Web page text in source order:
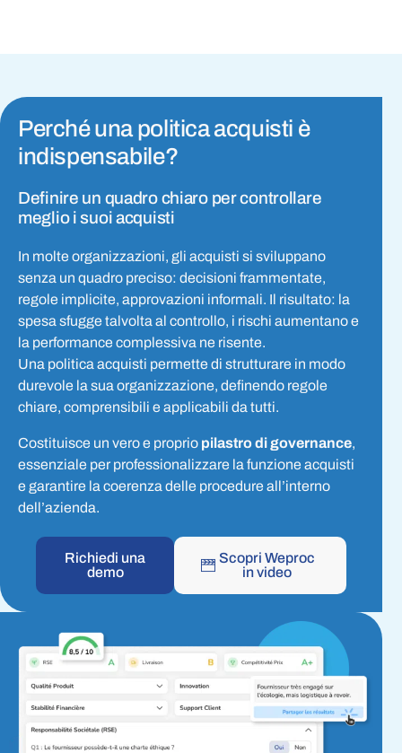
Perché una politica acquisti è
indispensabile?
Definire un quadro chiaro per controllare
meglio i suoi acquisti
In molte organizzazioni, gli acquisti si sviluppano
senza un quadro preciso: decisioni frammentate,
regole implicite, approvazioni informali. Il risultato: la
spesa sfugge talvolta al controllo, i rischi aumentano e
la performance complessiva ne risente.
Una politica acquisti permette di strutturare in modo
durevole la sua organizzazione, definendo regole
chiare, comprensibili e applicabili da tutti.
Costituisce un vero e proprio pilastro di governance,
essenziale per professionalizzare la funzione acquisti
e garantire la coerenza delle procedure all’interno
dell’azienda.
Richiedi una
demo
Scopri Weproc
in video